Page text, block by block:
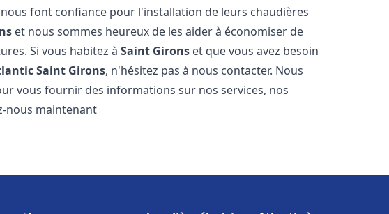
font confiance pour l'installation de leurs chaudières
et nous sommes heureux de les aider à économiser de
Si vous habitez àSaint Girons et que vous avez besoin
Saint Girons, n'hésitez pas à nous contacter. Nous
vous fournir des informations sur nos services, nos
nous maintenant